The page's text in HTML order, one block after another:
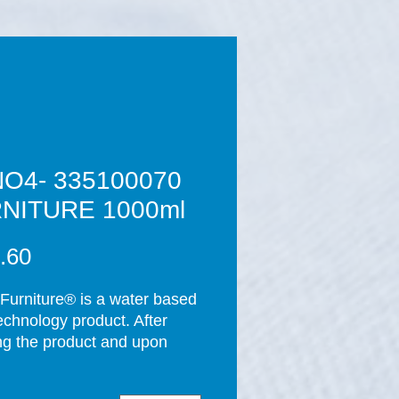
NANO4-
1000ml
is a water based
product. After
the product and upon
a thin layer of SiO2